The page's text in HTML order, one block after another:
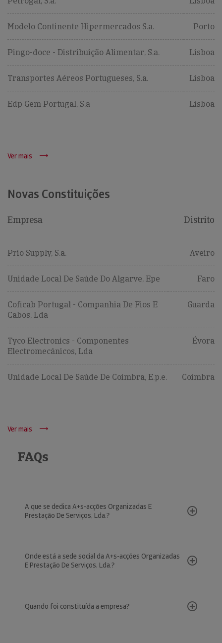
Modelo Continente Hipermercados S.a. Porto
Pingo-doce - Distribuição Alimentar, S.a. Lisboa
Transportes Aéreos Portugueses, S.a. Lisboa
Edp Gem Portugal, S.a Lisboa
Ver mais
Novas Constituições
Empresa Distrito
Prio Supply, S.a. Aveiro
Unidade Local De Saúde Do Algarve, Epe Faro
Coficab Portugal - Companhia De Fios E
Cabos, Lda
Guarda
Tyco Electronics - Componentes
Electromecânicos, Lda
Évora
Unidade Local De Saúde De Coimbra, E.p.e. Coimbra
Ver mais
FAQs
A que se dedica A+s-acções Organizadas E
Prestação De Serviços, Lda.?
Onde está a sede social da A+s-acções Organizadas
E Prestação De Serviços, Lda.?
Quando foi constituída a empresa?